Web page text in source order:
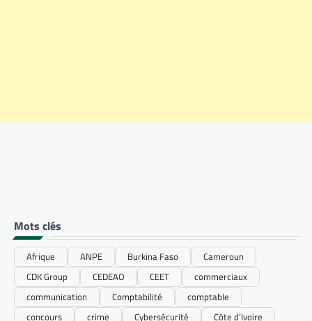
Mots clés
Afrique ANPE Burkina Faso
Cameroun
CDK Group
CEDEAO CEET
commerciaux
communication
Comptabilité
comptable
concours
crime Cybersécurité
Côte d’Ivoire